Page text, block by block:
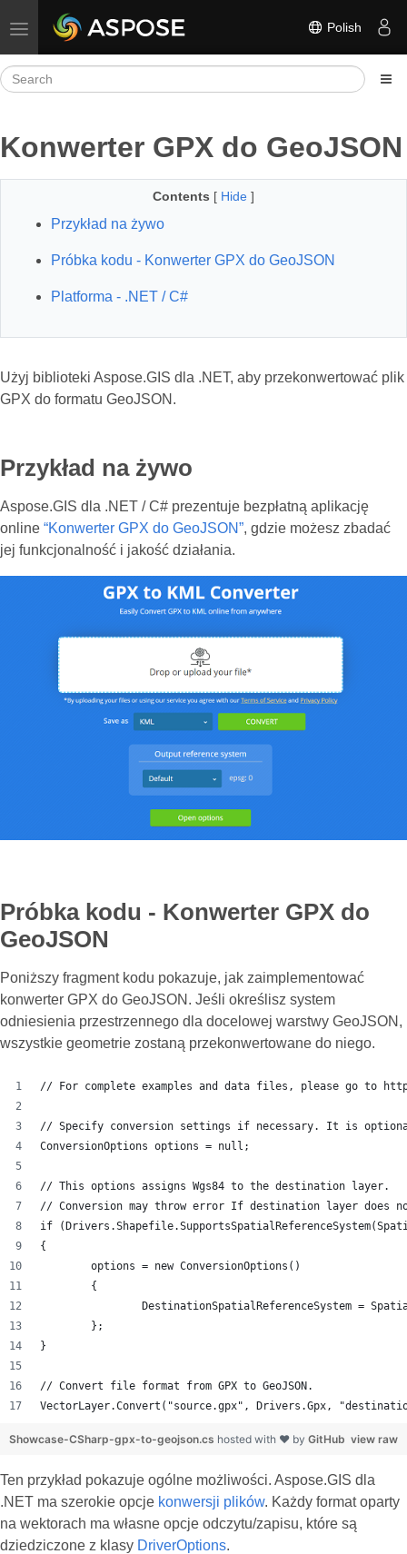
Toggle navigation Polish
Konwerter GPX do GeoJSON
Contents [ Hide ]
Przykład na żywo
Próbka kodu - Konwerter GPX do GeoJSON
Platforma - .NET / C#
Użyj biblioteki Aspose.GIS dla .NET, aby przekonwertować plik
GPX do formatu GeoJSON.
Przykład na żywo
Aspose.GIS dla .NET / C# prezentuje bezpłatną aplikację
online “Konwerter GPX do GeoJSON”, gdzie możesz zbadać
jej funkcjonalność i jakość działania.
Próbka kodu - Konwerter GPX do
GeoJSON
Poniższy fragment kodu pokazuje, jak zaimplementować
konwerter GPX do GeoJSON. Jeśli określisz system
odniesienia przestrzennego dla docelowej warstwy GeoJSON,
wszystkie geometrie zostaną przekonwertowane do niego.
// For complete examples and data files, please go to
// Specify conversion settings if necessary. It is
ConversionOptions options = null;
// This options assigns Wgs84 to the destination layer.
// Conversion may throw error If destination layer does
if
{
	options = new ConversionOptions()
	{
DestinationSpatialReferenceSystem =
	};
}
// Convert file format from GPX to GeoJSON.
VectorLayer.Convert("source.gpx", Drivers.Gpx,
view raw
Showcase-CSharp-gpx-to-geojson.cs hosted with ❤ by GitHub
Ten przykład pokazuje ogólne możliwości. Aspose.GIS dla
.NET ma szerokie opcje konwersji plików. Każdy format oparty
na wektorach ma własne opcje odczytu/zapisu, które są
dziedziczone z klasy DriverOptions.